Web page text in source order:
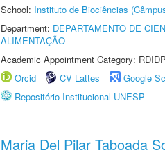
School: Instituto de Biociências
Department: DEPARTAMENTO DE
ALIMENTAÇÃO
Academic Appointment Category:
Orcid
CV Lattes Google
Repositório Institucional UNESP
Maria Del Pilar Taboada